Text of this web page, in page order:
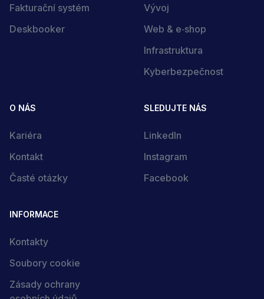
Fakturační systém
Deskbooker
Vývoj
Web & e‑shop
Infrastruktura
Kyberbezpečnost
O NÁS
Kariéra
Kontakt
Časté otázky
SLEDUJTE NÁS
LinkedIn
Instagram
Facebook
INFORMACE
Kontakty
Soubory cookie
Zásady ochrany
Kontaktujte nás
Rádi s vámi promluvíme, stačí nám napsat:
Kontaktní e-mail
Mám zájem o:
Zpráva